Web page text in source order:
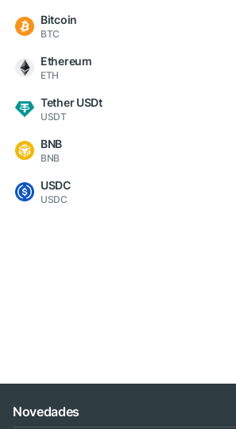
Bitcoin
BTC
Ethereum
ETH
Tether USDt
USDT
BNB
BNB
USDC
USDC
Novedades